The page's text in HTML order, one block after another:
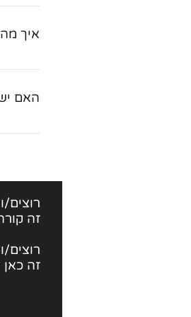
בהחלט,
איך
במהלך
האם
בסיום
קבוצות
רוצים/
זה
זה